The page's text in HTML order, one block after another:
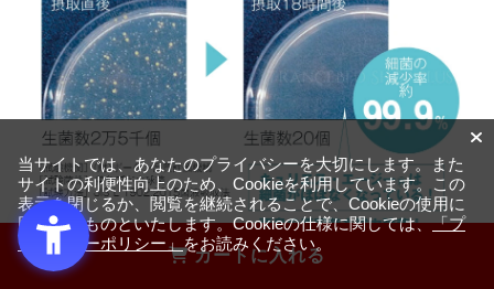
カートに入れる
当サイトでは、あなたのプライバシーを大切にします。また
サイトの利便性向上のため、Cookieを利用しています。この
表示を閉じるか、閲覧を継続されることで、Cookieの使用に
同意するものといたします。Cookieの仕様に関しては、「プ
ライバシーポリシー」をお読みください。